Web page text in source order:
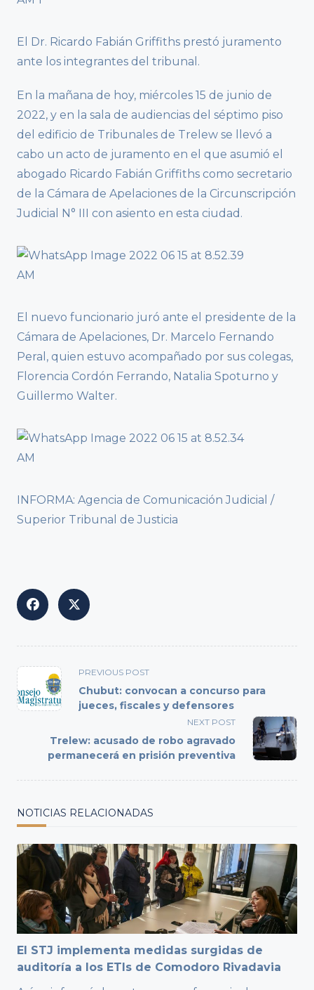
El Dr. Ricardo Fabián Griffiths prestó juramento
ante los integrantes del tribunal.
En la mañana de hoy, miércoles 15 de junio de
2022, y en la sala de audiencias del séptimo piso
del edificio de Tribunales de Trelew se llevó a
cabo un acto de juramento en el que asumió el
abogado Ricardo Fabián Griffiths como secretario
de la Cámara de Apelaciones de la Circunscripción
Judicial N° III con asiento en esta ciudad.
El nuevo funcionario juró ante el presidente de la
Cámara de Apelaciones, Dr. Marcelo Fernando
Peral, quien estuvo acompañado por sus colegas,
Florencia Cordón Ferrando, Natalia Spoturno y
Guillermo Walter.
INFORMA: Agencia de Comunicación Judicial /
Superior Tribunal de Justicia
<span
class="nav-
subtitle
reader-
text">Page</span>
PREVIOUS POST
Chubut: convocan a concurso para
jueces, fiscales y defensores
NEXT POST
Trelew: acusado de robo agravado
permanecerá en prisión preventiva
NOTICIAS RELACIONADAS
El STJ implementa medidas surgidas de
auditoría a los ETIs de Comodoro Rivadavia